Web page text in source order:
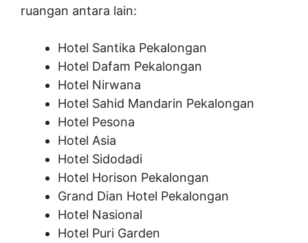
ruangan antara lain:
Hotel Santika Pekalongan
Hotel Dafam Pekalongan
Hotel Nirwana
Hotel Sahid Mandarin Pekalongan
Hotel Pesona
Hotel Asia
Hotel Sidodadi
Hotel Horison Pekalongan
Grand Dian Hotel Pekalongan
Hotel Nasional
Hotel Puri Garden